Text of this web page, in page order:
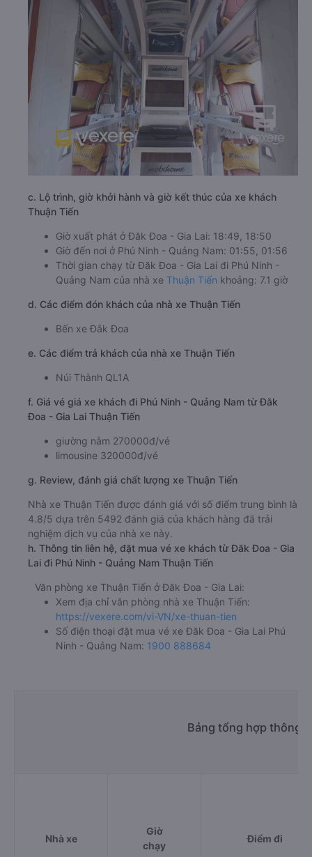
c. Lộ trình, giờ khởi hành và giờ kết thúc của xe khách
Thuận Tiến
Giờ xuất phát ở Đăk Đoa - Gia Lai: 18:49, 18:50
Giờ đến nơi ở Phú Ninh - Quảng Nam: 01:55, 01:56
Thời gian chạy từ Đăk Đoa - Gia Lai đi Phú Ninh -
Quảng Nam của nhà xe Thuận Tiến khoảng: 7.1 giờ
d. Các điểm đón khách của nhà xe Thuận Tiến
Bến xe Đắk Đoa
e. Các điểm trả khách của nhà xe Thuận Tiến
Núi Thành QL1A
f. Giá vé giá xe khách đi Phú Ninh - Quảng Nam từ Đăk
Đoa - Gia Lai Thuận Tiến
giường nằm 270000đ/vé
limousine 320000đ/vé
g. Review, đánh giá chất lượng xe Thuận Tiến
Nhà xe Thuận Tiến được đánh giá với số điểm trung bình là
4.8/5 dựa trên 5492 đánh giá của khách hàng đã trải
nghiệm dịch vụ của nhà xe này.
h. Thông tin liên hệ, đặt mua vé xe khách từ Đăk Đoa - Gia
Lai đi Phú Ninh - Quảng Nam Thuận Tiến
Văn phòng xe Thuận Tiến ở Đăk Đoa - Gia Lai:
Xem địa chỉ văn phòng nhà xe Thuận Tiến:
https://vexere.com/vi-VN/xe-thuan-tien
Số điện thoại đặt mua vé xe Đăk Đoa - Gia Lai Phú
Ninh - Quảng Nam: 1900 888684
Bảng tổng hợp thông
Nhà xe
Giờ
chạy
Điểm đi